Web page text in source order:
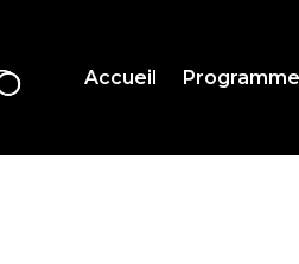
Accueil